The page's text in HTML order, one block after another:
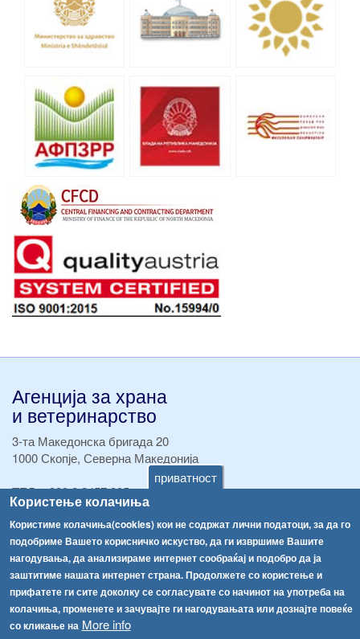
приватност
Користење колачиња
Користиме колачиња(cookies) кои не содржат лични податоци, за да го
подобриме Вашето корисничко искуство, да ги извршиме Вашите
нагодувања, да анализираме интернет сообраќај и подобро да ја
заштитиме нашата интернет страна. Продолжете со користење и
прифатете ги сите доколку се согласувате со начинот на употреба на
колачиња, променете и зачувајте ги нагодувањата или дознајте повеќе
со кликање на More info
Агенција за храна
и ветеринарство
3-та Македонска бригада 20
1000 Скопје, Северна Македонија
ТЕЛ:+389 2 2457 895
ТЕЛ:+389 2 2457 873
Факс:+389 2 2457 893
Факс:+389 2 2457 871
info@fva.gov.mk
[АХВ-претходна страна]
СоопштенијаНавигација